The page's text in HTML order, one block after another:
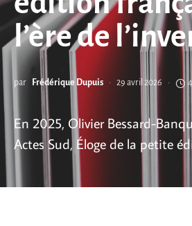
l’ère de
par Frédérique Dupuis 29 avril 2026
En 2025, Olivier Bessard-
Actes Sud, Éloge de la petite